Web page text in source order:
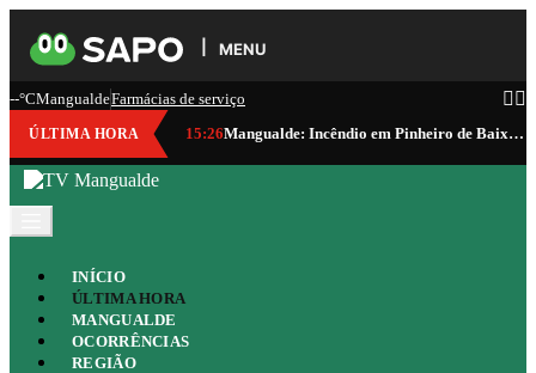
MENU
--°CMangualdeFarmácias de serviço
ÚLTIMA HORA 15:26 Mangualde: Incêndio em Pinheiro de Baixo mobiliza 60 operacionais e três meios aéreos
INÍCIO
ÚLTIMA HORA
MANGUALDE
OCORRÊNCIAS
REGIÃO